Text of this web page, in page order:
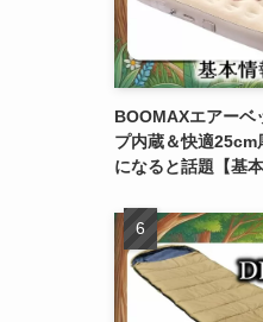
BOOMAXエアーベ
プ内蔵＆快適25cm
になると話題【基